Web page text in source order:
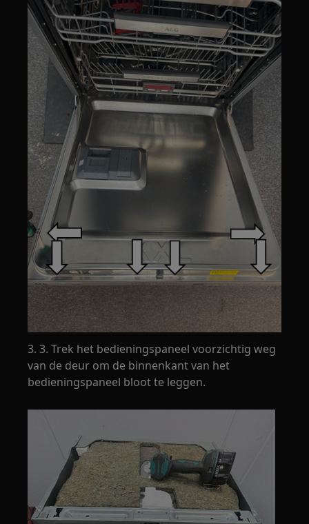
3. 3. Trek het bedieningspaneel voorzichtig weg
van de deur om de binnenkant van het
bedieningspaneel bloot te leggen.